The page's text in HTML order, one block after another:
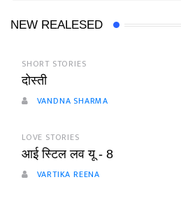
NEW REALESED
SHORT STORIES
दोस्ती
VANDNA SHARMA
LOVE STORIES
आई स्टिल लव यू - 8
VARTIKA REENA